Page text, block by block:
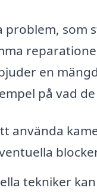
som
en
på vad
använda
tekniker